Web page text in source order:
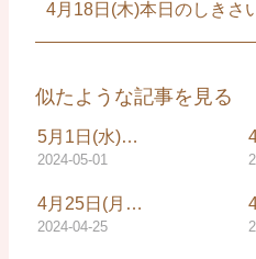
4月18日(木)本日のしきさい保
似たような記事を見る
5月1日(水)…
2024-05-01
4月25日(月…
2024-04-25